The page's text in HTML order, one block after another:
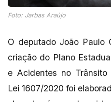
Foto: Jarbas Araújo
O deputado João Paulo
criação do Plano
e Acidentes no
Lei 1607/2020 foi